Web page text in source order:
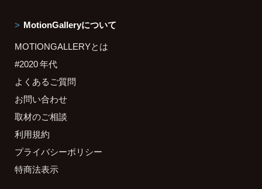
MotionGalleryについて
MOTIONGALLERYとは
#2020 年代
よくあるご質問
お問い合わせ
取材のご相談
利用規約
プライバシーポリシー
特商法表示